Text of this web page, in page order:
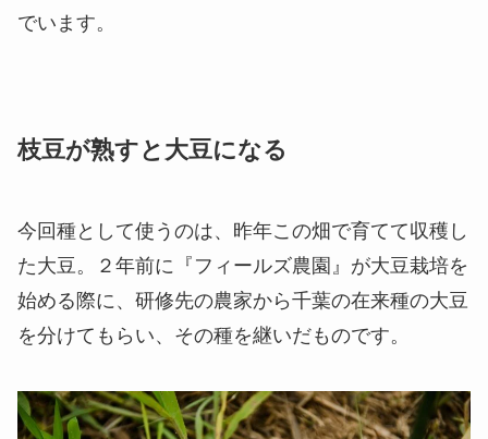
でいます。
枝豆が熟すと大豆になる
今回種として使うのは、昨年この畑で育てて収穫し
た大豆。２年前に『フィールズ農園』が大豆栽培を
始める際に、研修先の農家から千葉の在来種の大豆
を分けてもらい、その種を継いだものです。